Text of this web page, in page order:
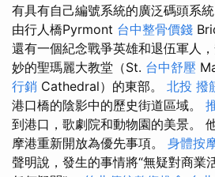
有具有自己編號系統的廣泛碼頭系
由行人橋Pyrmont 台中整骨價錢
還有一個紀念戰爭英雄和退伍軍人
妙的聖瑪麗大教堂（St. 台中舒壓
行銷 Cathedral）的東部。 北投 撥
港口橋的陰影中的歷史街道區域。
到港口，歌劇院和動物園的美景。
摩港重新開放為優先事項。 身體按
聲明說，發生的事情將“無疑對商業